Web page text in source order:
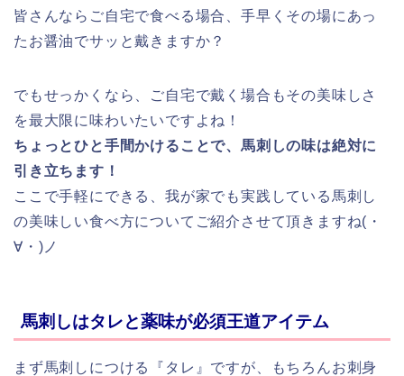
皆さんならご自宅で食べる場合、手早くその場にあっ
たお醤油でサッと戴きますか？
でもせっかくなら、ご自宅で戴く場合もその美味しさ
を最大限に味わいたいですよね！
ちょっとひと手間かけることで、馬刺しの味は絶対に
引き立ちます！
ここで手軽にできる、我が家でも実践している馬刺し
の美味しい食べ方についてご紹介させて頂きますね(・
∀・)ノ
馬刺しはタレと薬味が必須王道アイテム
まず馬刺しにつける『タレ』ですが、もちろんお刺身